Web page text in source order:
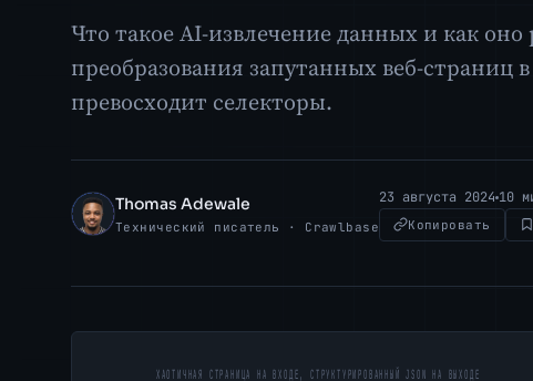
Что такое AI-извлечение данных и как
преобразования запутанных веб-страниц
превосходит селекторы.
TA
Thomas Adewale
Технический писатель · Crawlbase
23 августа 2024 10
Копировать